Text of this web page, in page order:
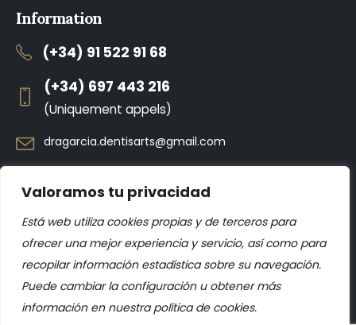
Valoramos tu privacidad
Está web utiliza cookies propias y de terceros para
ofrecer una mejor experiencia y servicio, así como para
recopilar información estadística sobre su navegación.
Puede cambiar la configuración u obtener más
información en nuestra política de cookies.
Information
(+34) 91 522 91 68
(+34) 697 443 216
(Uniquement appels)
dragarcia.dentisarts@gmail.com
Lundi : 9h00 à 18h30
Mardi : 9h00 à 15h00
Mercredi : 9h00 à 16h00
Jeudi : 10h00 à 20h30
Vendredi : 9h00 à 15h00